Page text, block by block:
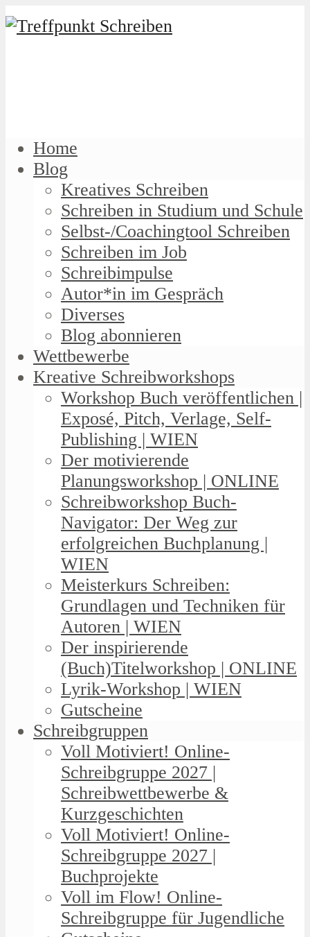
Home
Blog
Kreatives Schreiben
Schreiben in Studium und Schule
Selbst-/Coachingtool Schreiben
Schreiben im Job
Schreibimpulse
Autor*in im Gespräch
Diverses
Blog abonnieren
Wettbewerbe
Kreative Schreibworkshops
Workshop Buch veröffentlichen |
Exposé, Pitch, Verlage, Self-
Publishing | WIEN
Der motivierende
Planungsworkshop | ONLINE
Schreibworkshop Buch-
Navigator: Der Weg zur
erfolgreichen Buchplanung |
WIEN
Meisterkurs Schreiben:
Grundlagen und Techniken für
Autoren | WIEN
Der inspirierende
(Buch)Titelworkshop | ONLINE
Lyrik-Workshop | WIEN
Gutscheine
Schreibgruppen
Voll Motiviert! Online-
Schreibgruppe 2027 |
Schreibwettbewerbe &
Kurzgeschichten
Voll Motiviert! Online-
Schreibgruppe 2027 |
Buchprojekte
Voll im Flow! Online-
Schreibgruppe für Jugendliche